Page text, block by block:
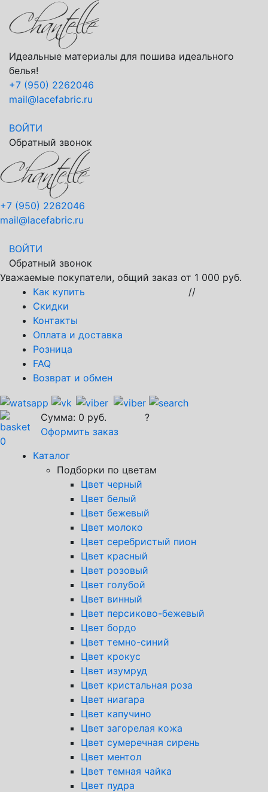
Идеальные материалы для пошива идеального
белья!
+7 (950) 2262046
mail@lacefabric.ru
ВОЙТИ
Обратный звонок
+7 (950) 2262046
mail@lacefabric.ru
ВОЙТИ
Обратный звонок
Уважаемые покупатели, общий заказ от 1 000 руб.
Как купить
Скидки
Контакты
Оплата и доставка
Розница
FAQ
Возврат и обмен
//
0
Сумма: 0 руб.
Оформить заказ
?
Каталог
Подборки по цветам
Цвет черный
Цвет белый
Цвет бежевый
Цвет молоко
Цвет серебристый пион
Цвет красный
Цвет розовый
Цвет голубой
Цвет винный
Цвет персиково-бежевый
Цвет бордо
Цвет темно-синий
Цвет крокус
Цвет изумруд
Цвет кристальная роза
Цвет ниагара
Цвет капучино
Цвет загорелая кожа
Цвет сумеречная сирень
Цвет ментол
Цвет темная чайка
Цвет пудра